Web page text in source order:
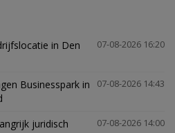
07-08-2026 16:20
in Den
07-08-2026 14:43
Businesspark in
07-08-2026 14:00
juridisch